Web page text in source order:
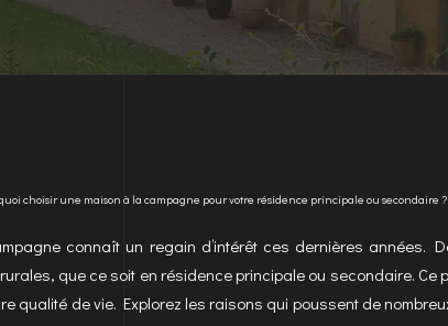
choisir une maison à la campagne pour votre résidence principale ou secondaire ?
connaît un regain d’intérêt ces dernières
que ce soit en résidence principale ou secondaire.
qualité de vie. Explorez les raisons qui poussent de